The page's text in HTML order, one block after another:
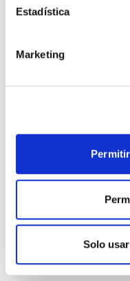
Estadística
Marketing
Solo